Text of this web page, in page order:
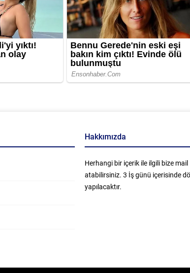
Hakkımızda
Herhangi bir içerik ile ilgili bize mail
atabilirsiniz. 3 İş günü içerisinde
yapılacaktır.